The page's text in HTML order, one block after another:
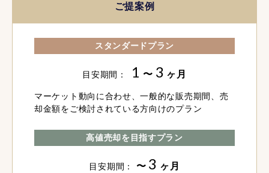
ご提案例
スタンダードプラン
目安期間： 1 〜 3 ヶ月
マーケット動向に合わせ、一般的な販売期間、売
却金額をご検討されている方向けのプラン
高値売却を目指すプラン
目安期間： 〜 3 ヶ月